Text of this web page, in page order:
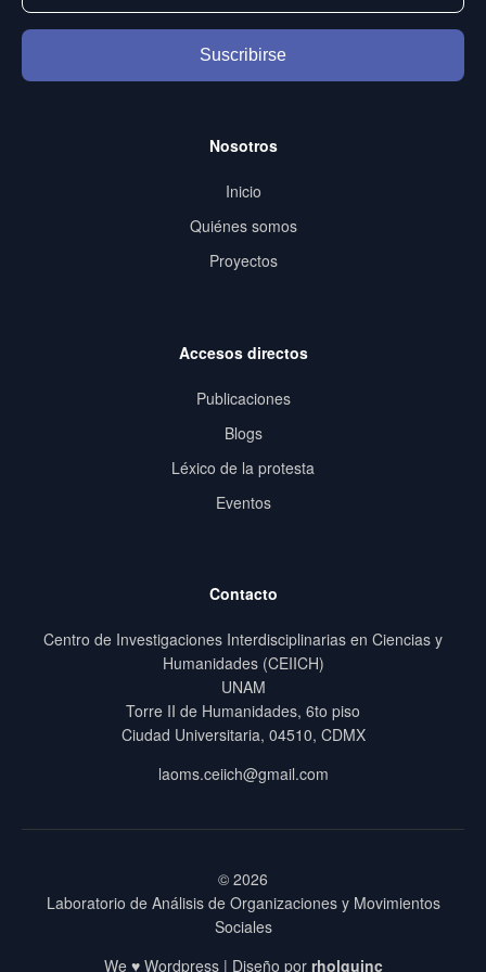
Suscribirse
Nosotros
Inicio
Quiénes somos
Proyectos
Accesos directos
Publicaciones
Blogs
Léxico de la protesta
Eventos
Contacto
Centro de Investigaciones Interdisciplinarias en Ciencias y
Humanidades (CEIICH)
UNAM
Torre II de Humanidades, 6to piso
Ciudad Universitaria, 04510, CDMX
laoms.ceiich@gmail.com
© 2026
Laboratorio de Análisis de Organizaciones y Movimientos
Sociales
We ♥ Wordpress | Diseño por rholguinc